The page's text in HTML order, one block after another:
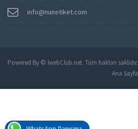
info@nunetiket.com
Powered By © İwebClub.net. Tüm hakları saklıdır.
Ana Sayfa